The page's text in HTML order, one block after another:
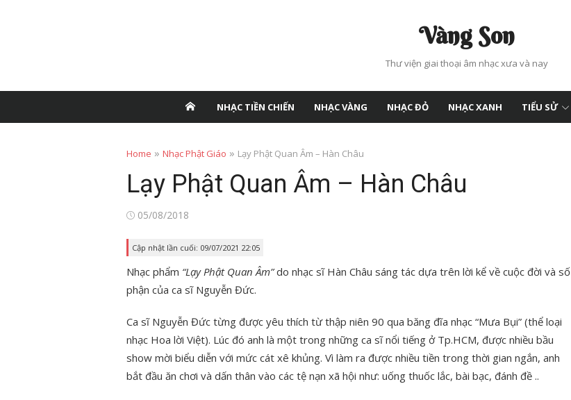
Vàng Son
Thư viện giai thoại âm nhạc xưa và nay
NHẠC TIỀN CHIẾN NHẠC VÀNG NHẠC ĐỎ NHẠC XANH TIỂU SỬ
Home » Nhạc Phật Giáo » Lạy Phật Quan Âm – Hàn Châu
Lạy Phật Quan Âm – Hàn Châu
Posted
05/08/2018
Cập nhật lần cuối: 09/07/2021 22:05
Nhạc phẩm “Lạy Phật Quan Âm”do nhạc sĩ Hàn Châu sáng tác dựa trên lời kể về cuộc đời và số
phận của ca sĩ Nguyễn Đức.
Ca sĩ Nguyễn Đức từng được yêu thích từ thập niên 90 qua băng đĩa nhạc “Mưa Bụi” (thể loại
nhạc Hoa lời Việt). Lúc đó anh là một trong những ca sĩ nổi tiếng ở Tp.HCM, được nhiều bầu
show mời biểu diễn với mức cát xê khủng. Vì làm ra được nhiều tiền trong thời gian ngắn, anh
bắt đầu ăn chơi và dấn thân vào các tệ nạn xã hội như: uống thuốc lắc, bài bạc, đánh đề ..